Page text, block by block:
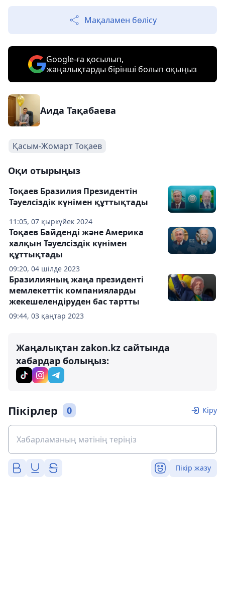
Мақаламен бөлісу
Google-ға қосылып,
жаңалықтарды бірінші болып оқыңыз
Аида Тақабаева
Қасым-Жомарт Тоқаев
Оқи отырыңыз
11:05, 07 қыркүйек 2024
Тоқаев Бразилия Президентін
Тәуелсіздік күнімен құттықтады
09:20, 04 шілде 2023
Тоқаев Байденді және Америка
халқын Тәуелсіздік күнімен
құттықтады
09:44, 03 қаңтар 2023
Бразилияның жаңа президенті
мемлекеттік компанияларды
жекешелендіруден бас тартты
Жаңалықтан zakon.kz сайтында
хабардар болыңыз:
Пікірлер 0 Кіру
Пікір жазу